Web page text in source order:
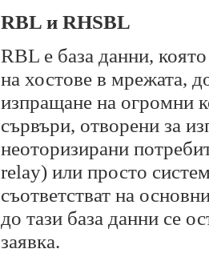
RBL и RHSBL
RBL е база данни,
на хостове в мрежата,
изпращане на огромни
сървъри, отворени за
неоторизирани
relay) или просто
съответстват на
до тази база данни се
заявка.